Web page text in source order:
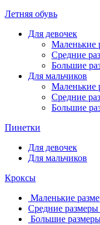
Летняя обувь
Для девочек
Маленькие
Средние
Большие
Для мальчиков
Маленькие
Средние
Большие
Пинетки
Для девочек
Для мальчиков
Кроксы
Маленькие
Средние размеры
Большие